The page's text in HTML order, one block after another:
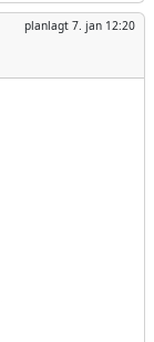
planlagt 7. jan 12:20